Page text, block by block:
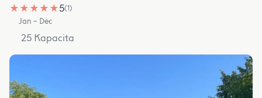
★ ★ ★ ★ ★5(1)
Jan – Dec
25 Kapacita